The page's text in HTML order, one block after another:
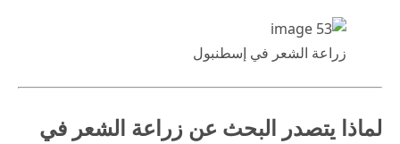
زراعة الشعر في إسطنبول
لماذا يتصدر البحث عن زراعة الشعر في